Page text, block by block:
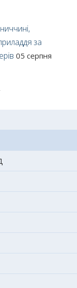
за
05 серпня